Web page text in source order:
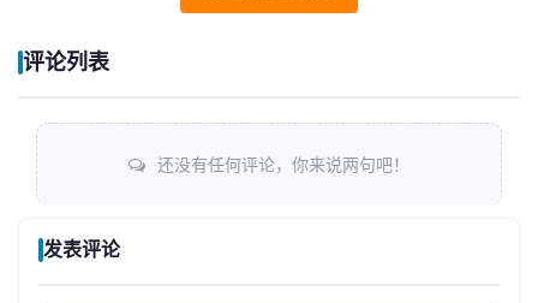
评论列表
还没有任何评论，你来说两句吧！
发表评论